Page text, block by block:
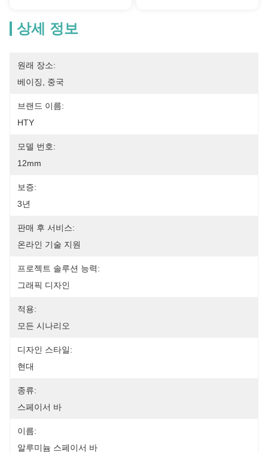
상세 정보
원래 장소:
베이징, 중국
브랜드 이름:
HTY
모델 번호:
12mm
보증:
3년
판매 후 서비스:
온라인 기술 지원
프로젝트 솔루션 능력:
그래픽 디자인
적용:
모든 시나리오
디자인 스타일:
현대
종류:
스페이서 바
이름:
알루미늄 스페이서 바